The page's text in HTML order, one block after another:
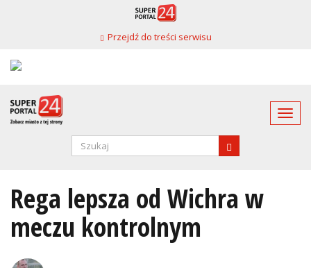
Przejdź do treści serwisu
Formularz
Rega lepsza od Wichra w
meczu kontrolnym